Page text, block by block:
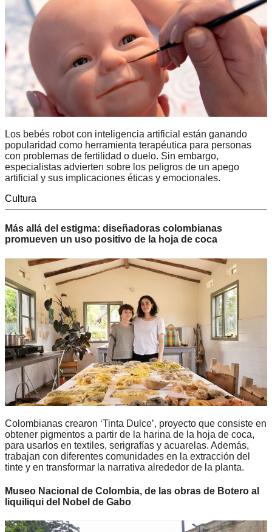
Los bebés robot con inteligencia artificial están ganando
popularidad como herramienta terapéutica para personas
con problemas de fertilidad o duelo. Sin embargo,
especialistas advierten sobre los peligros de un apego
artificial y sus implicaciones éticas y emocionales.
Cultura
Más allá del estigma: diseñadoras colombianas
promueven un uso positivo de la hoja de coca
Colombianas crearon ‘Tinta Dulce’, proyecto que consiste en
obtener pigmentos a partir de la harina de la hoja de coca,
para usarlos en textiles, serigrafías y acuarelas. Además,
trabajan con diferentes comunidades en la extracción del
tinte y en transformar la narrativa alrededor de la planta.
Museo Nacional de Colombia, de las obras de Botero al
liquiliqui del Nobel de Gabo